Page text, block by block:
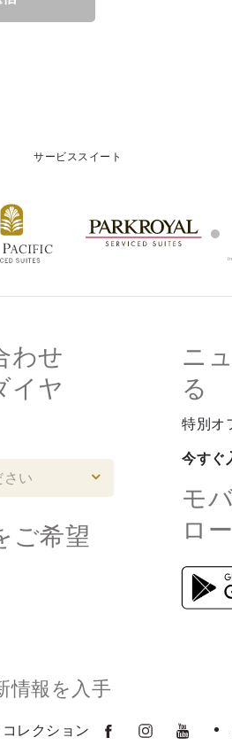
サービススイート
わせ
イヤ
さい
ご希望
ニ
る
特別オ
今すぐ
モ
ロ
情報を入手
レクション